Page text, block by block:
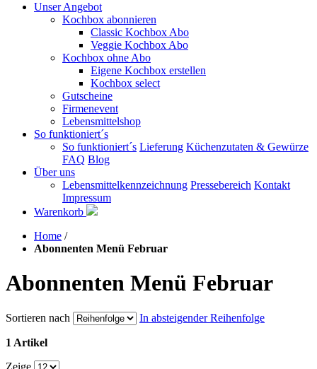
Unser Angebot
Kochbox abonnieren
Classic Kochbox Abo
Veggie Kochbox Abo
Kochbox ohne Abo
Eigene Kochbox erstellen
Kochbox select
Gutscheine
Firmenevent
Lebensmittelshop
So funktioniert´s
So funktioniert´s Lieferung Küchenzutaten & Gewürze
FAQ Blog
Über uns
Lebensmittelkennzeichnung Pressebereich Kontakt
Impressum
Warenkorb
Home /
Abonnenten Menü Februar
Abonnenten Menü Februar
Sortieren nach In absteigender Reihenfolge
1 Artikel
Zeige